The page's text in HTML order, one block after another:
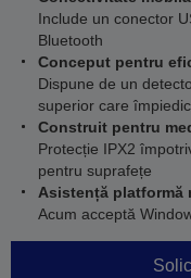
Include un conector
Bluetooth
Conceput pentru
Dispune de un
superior care
Construit pentru
Protecție IPX2
pentru suprafețe
Asistență platformă
Acum acceptă